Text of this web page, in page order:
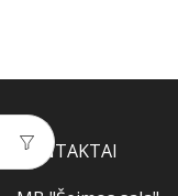
KONTAKTAI